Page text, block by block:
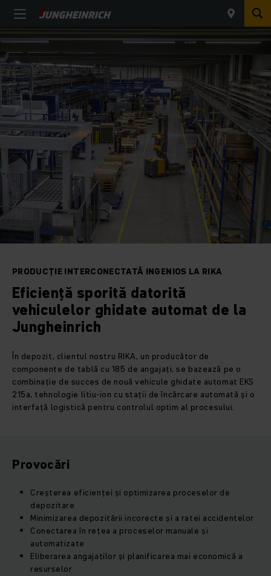
PRODUCȚIE INTERCONECTATĂ INGENIOS LA RIKA
Eficiență sporită datorită
vehiculelor ghidate automat de la
Jungheinrich
În depozit, clientul nostru RIKA, un producător de
componente de tablă cu 185 de angajați, se bazează pe o
combinație de succes de nouă vehicule ghidate automat EKS
215a, tehnologie litiu-ion cu stații de încărcare automată și o
interfață logistică pentru controlul optim al procesului.
Provocări
Creșterea eficienței și optimizarea proceselor de
depozitare
Minimizarea depozitării incorecte și a ratei accidentelor
Conectarea în rețea a proceselor manuale și
automatizate
Eliberarea angajaților și planificarea mai economică a
resurselor